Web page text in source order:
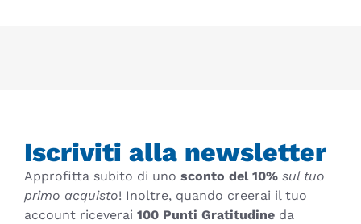
Iscriviti alla newsletter
Approfitta subito di uno sconto del 10% sul tuo
primo acquisto! Inoltre, quando creerai il tuo
account riceverai 100 Punti Gratitudine da